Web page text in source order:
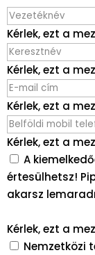
Kérlek, ezt a
Kérlek, ezt a
Kérlek, ezt a
Kérlek, ezt a
A
értesülhetsz!
akarsz
Kérlek, ezt a
Nemzetközi